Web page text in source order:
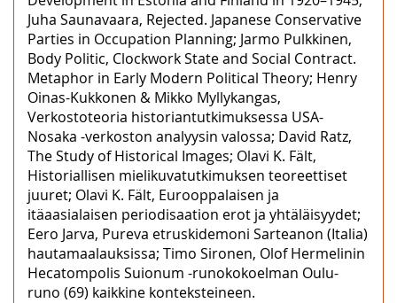
Juha Saunavaara, Rejected. Japanese Conservative
Parties in Occupation Planning; Jarmo Pulkkinen,
Body Politic, Clockwork State and Social Contract.
Metaphor in Early Modern Political Theory; Henry
Oinas-Kukkonen & Mikko Myllykangas,
Verkostoteoria historiantutkimuksessa USA-
Nosaka -verkoston analyysin valossa; David Ratz,
The Study of Historical Images; Olavi K. Fält,
Historiallisen mielikuvatutkimuksen teoreettiset
juuret; Olavi K. Fält, Eurooppalaisen ja
itäaasialaisen periodisaation erot ja yhtäläisyydet;
Eero Jarva, Pureva etruskidemoni Sarteanon (Italia)
hautamaalauksissa; Timo Sironen, Olof Hermelinin
Hecatompolis Suionum -runokokoelman Oulu-
runo (69) kaikkine konteksteineen.